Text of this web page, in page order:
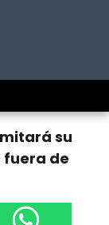
su
fuera de